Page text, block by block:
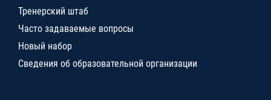
Тренерский штаб
Часто задаваемые вопросы
Новый набор
Сведения об образовательной организации